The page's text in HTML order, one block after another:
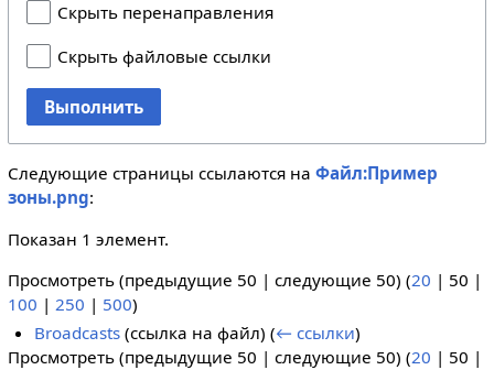
Скрыть перенаправления
Скрыть файловые ссылки
Выполнить
Следующие страницы ссылаются на Файл:Пример
зоны.png:
Показан 1 элемент.
Просмотреть (предыдущие 50 | следующие 50) (20 | 50 |
100 | 250 | 500)
Broadcasts (ссылка на файл)(← ссылки)
Просмотреть (предыдущие 50 | следующие 50) (20 | 50 |